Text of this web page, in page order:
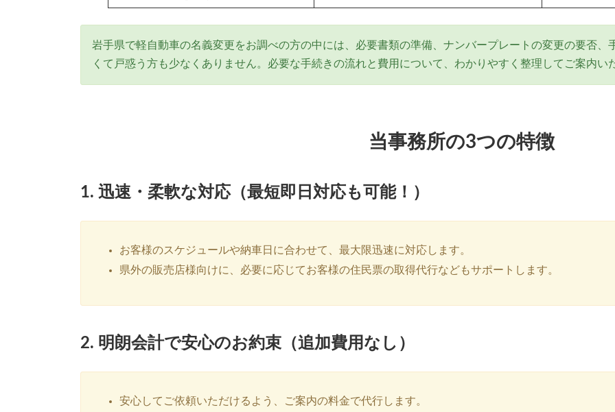
岩手県で軽自動車の名義変更をお調べの方の中には、必要書類の準備、ナンバープレートの変更の要否、
くて戸惑う方も少なくありません。必要な手続きの流れと費用について、わかりやすく整理してご案内い
当事務所の3つの特徴
1. 迅速・柔軟な対応（最短即日対応も可能！）
お客様のスケジュールや納車日に合わせて、最大限迅速に対応します。
県外の販売店様向けに、必要に応じてお客様の住民票の取得代行などもサポートします。
2. 明朗会計で安心のお約束（追加費用なし）
安心してご依頼いただけるよう、ご案内の料金で代行します。